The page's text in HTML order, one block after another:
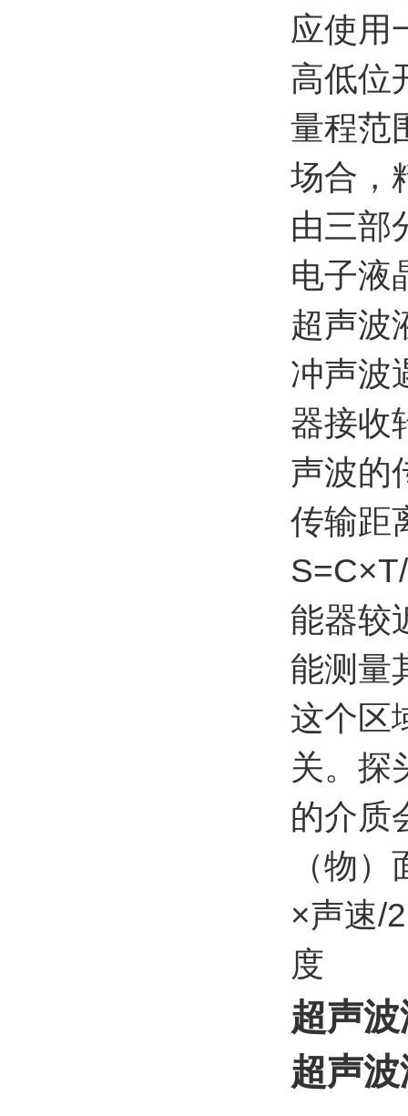
应使用
高低位
量程范
场合，
由三部
电子液
超声波
冲声波
器接收
声波的
传输距
能器较
能测量
这个区
关。探
的介质
（物
×声速/
度
超声
超声